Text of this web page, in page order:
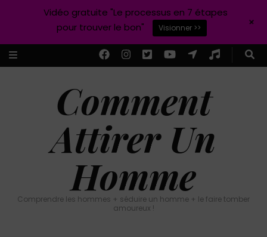
Comment
Attirer Un
Homme
Comprendre les hommes + séduire un homme + le faire tomber
amoureux !
Vidéo gratuite "Le processus en 7 étapes
pour trouver le bon"
Visionner >> +